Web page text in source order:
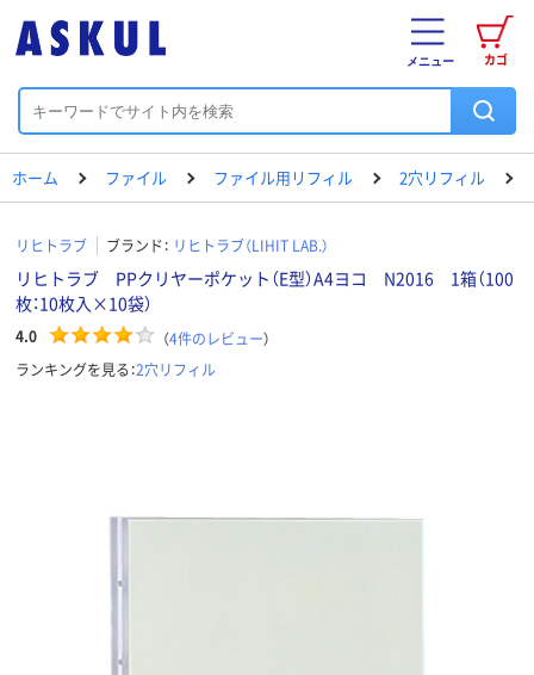
カゴ
メニュー
ホーム ファイル ファイル用リフィル 2穴リフィル
リヒトラブ ブランド： リヒトラブ（LIHIT LAB.）
リヒトラブ PPクリヤーポケット（E型）A4ヨコ N2016 1箱（100
枚：10枚入×10袋）
4.0 （4件のレビュー）
ランキングを見る：2穴リフィル